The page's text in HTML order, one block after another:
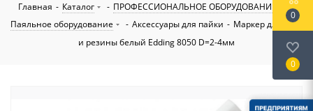
Главная - Каталог - ПРОФЕССИОНАЛЬНОЕ ОБОРУДОВАНИЕ
-
Паяльное оборудование
- Аксессуары для пайки - Маркер для шин
и резины белый Edding 8050 D=2-4мм
0
0